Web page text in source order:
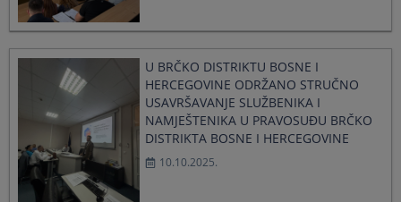
U BRČKO DISTRIKTU BOSNE I
HERCEGOVINE ODRŽANO STRUČNO
USAVRŠAVANJE SLUŽBENIKA I
NAMJEŠTENIKA U PRAVOSUĐU BRČKO
DISTRIKTA BOSNE I HERCEGOVINE
10.10.2025.